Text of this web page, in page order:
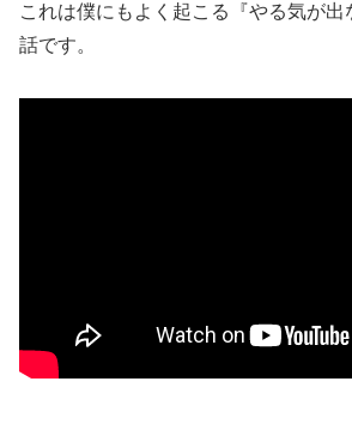
これは僕にもよく起こる『やる気が出
話です。